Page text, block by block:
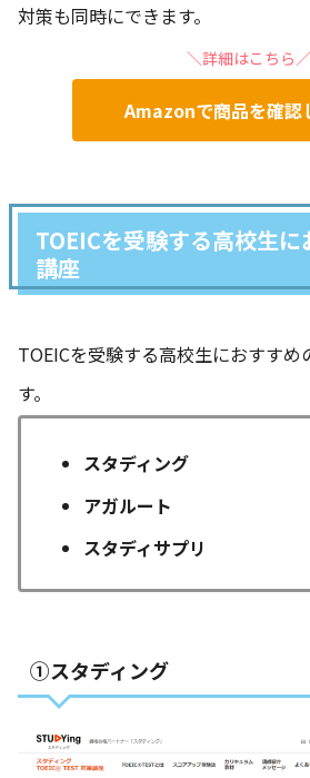
対策も同時にできます。
＼詳細はこちら／
Amazonで商品を確認
TOEICを受験する高校生
講座
TOEICを受験する高校生におすすめ
す。
スタディング
アガルート
スタディサプリ
①スタディング